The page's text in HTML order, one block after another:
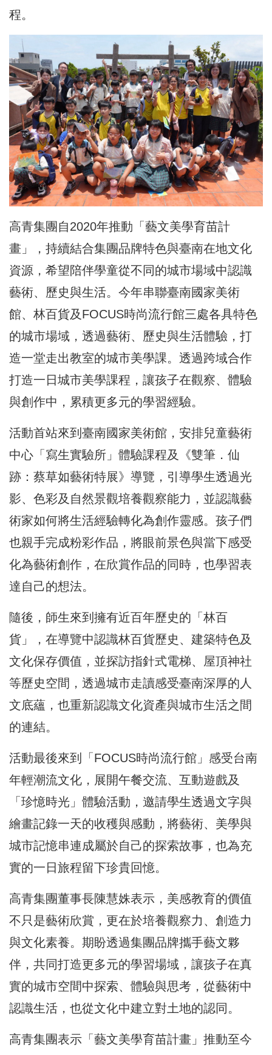
程。
高青集團自2020年推動「藝文美學育苗計
畫」，持續結合集團品牌特色與臺南在地文化
資源，希望陪伴學童從不同的城市場域中認識
藝術、歷史與生活。今年串聯臺南國家美術
館、林百貨及FOCUS時尚流行館三處各具特色
的城市場域，透過藝術、歷史與生活體驗，打
造一堂走出教室的城市美學課。透過跨域合作
打造一日城市美學課程，讓孩子在觀察、體驗
與創作中，累積更多元的學習經驗。
活動首站來到臺南國家美術館，安排兒童藝術
中心「寫生實驗所」體驗課程及《雙筆．仙
跡：蔡草如藝術特展》導覽，引導學生透過光
影、色彩及自然景觀培養觀察能力，並認識藝
術家如何將生活經驗轉化為創作靈感。孩子們
也親手完成粉彩作品，將眼前景色與當下感受
化為藝術創作，在欣賞作品的同時，也學習表
達自己的想法。
隨後，師生來到擁有近百年歷史的「林百
貨」，在導覽中認識林百貨歷史、建築特色及
文化保存價值，並探訪指針式電梯、屋頂神社
等歷史空間，透過城市走讀感受臺南深厚的人
文底蘊，也重新認識文化資產與城市生活之間
的連結。
活動最後來到「FOCUS時尚流行館」感受台南
年輕潮流文化，展開午餐交流、互動遊戲及
「珍憶時光」體驗活動，邀請學生透過文字與
繪畫記錄一天的收穫與感動，將藝術、美學與
城市記憶串連成屬於自己的探索故事，也為充
實的一日旅程留下珍貴回憶。
高青集團董事長陳慧姝表示，美感教育的價值
不只是藝術欣賞，更在於培養觀察力、創造力
與文化素養。期盼透過集團品牌攜手藝文夥
伴，共同打造更多元的學習場域，讓孩子在真
實的城市空間中探索、體驗與思考，從藝術中
認識生活，也從文化中建立對土地的認同。
高青集團表示「藝文美學育苗計畫」推動至今